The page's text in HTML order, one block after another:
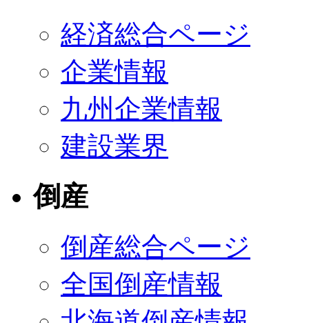
経済総合ページ
企業情報
九州企業情報
建設業界
倒産
倒産総合ページ
全国倒産情報